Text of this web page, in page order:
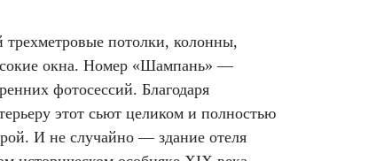
потолки, колонны,
окна. Номер «Шампань» —
фотосессий. Благодаря
этот сьют целиком и полностью
И не случайно — здание отеля